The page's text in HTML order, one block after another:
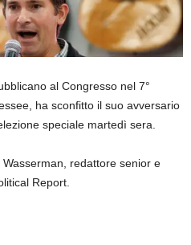
al Congresso nel 7°
ha sconfitto il suo avversario
speciale martedì sera.
redattore senior e
Report.